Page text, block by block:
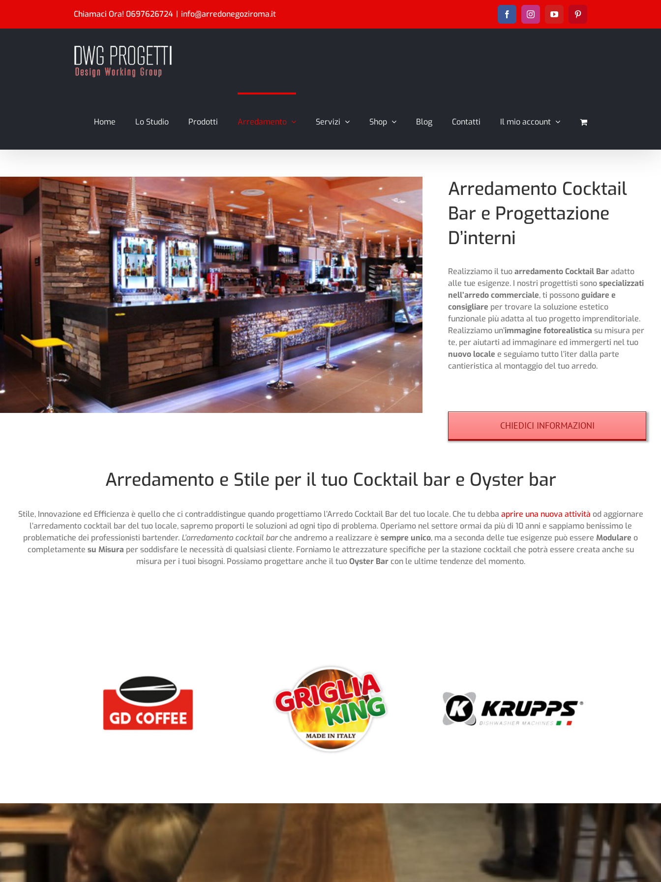
contenuto
Chiamaci Ora! 0697626724 | info@arredonegoziroma.it FacebookInstagramYouTubePinterest
Home Lo Studio Prodotti Arredamento Servizi Shop Blog Contatti Il mio account
Arredamento Cocktail
Bar e Progettazione
D’interni
Realizziamo il tuoarredamento Cocktail Baradatto
alle tue esigenze. I nostri progettisti sonospecializzati
nell’arredo commerciale, ti possonoguidare e
consigliare per trovare la soluzione estetico
funzionale più adatta al tuo progetto imprenditoriale.
Realizziamo un’immagine fotorealistica su misura per
te, per aiutarti ad immaginare ed immergerti nel tuo
nuovo locale e seguiamo tutto l’iter dalla parte
cantieristica al montaggio del tuo arredo.
CHIEDICI INFORMAZIONI
Arredamento e Stile per il tuo Cocktail bar e Oyster bar
Stile, Innovazione ed Efficienza è quello che ci contraddistingue quando progettiamo l’Arredo Cocktail Bar del tuo locale. Che tu debba aprire una nuova attività od aggiornare
l’arredamento cocktail bar del tuo locale, sapremo proporti le soluzioni ad ogni tipo di problema. Operiamo nel settore ormai da più di 10 anni e sappiamo benissimo le
problematiche dei professionisti bartender. L’arredamento cocktail barche andremo a realizzare è sempre unico, ma a seconda delle tue esigenze può essere Modulare o
completamente su Misura per soddisfare le necessità di qualsiasi cliente. Forniamo le attrezzature specifiche per la stazione cocktail che potrà essere creata anche su
misura per i tuoi bisogni. Possiamo progettare anche il tuoOyster Barcon le ultime tendenze del momento.